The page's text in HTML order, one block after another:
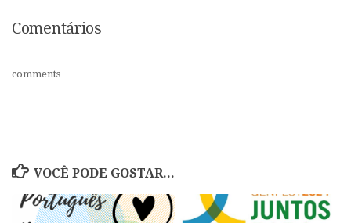
Comentários
comments
VOCÊ PODE GOSTAR...